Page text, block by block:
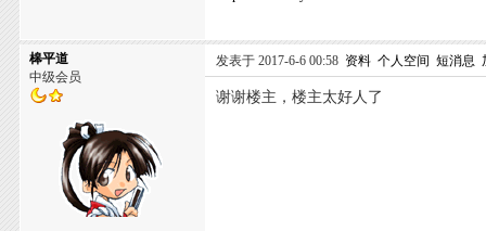
槔平道
中级会员
发表于 2017-6-6 00:58 资料 个人空间 短消息
谢谢楼主，楼主太好人了